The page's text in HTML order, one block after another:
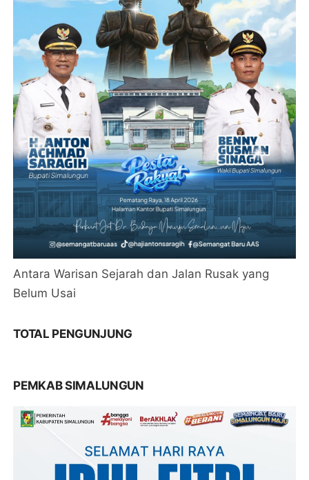
Antara Warisan Sejarah dan Jalan Rusak yang
Belum Usai
TOTAL PENGUNJUNG
PEMKAB SIMALUNGUN